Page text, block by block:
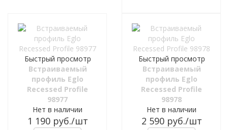
Быстрый просмотр
Встраиваемый
профиль Eglo
Recessed Profile
98977
Нет в наличии
1 190руб./шт
Быстрый просмотр
Встраиваемый
профиль Eglo
Recessed Profile
98978
Нет в наличии
2 590руб./шт